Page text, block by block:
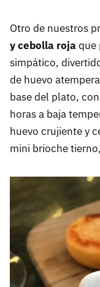
Otro de nuestros
y cebolla rojaque
simpático,
de huevo
base del plato,
horas a baja
huevo crujiente y
mini brioche